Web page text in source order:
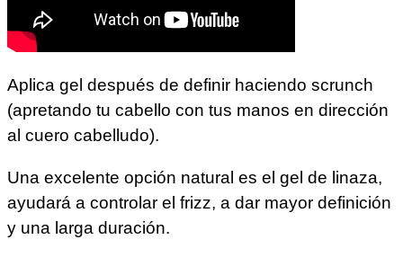
Aplica gel después de definir haciendo scrunch
(apretando tu cabello con tus manos en dirección
al cuero cabelludo).
Una excelente opción natural es el gel de linaza,
ayudará a controlar el frizz, a dar mayor definición
y una larga duración.